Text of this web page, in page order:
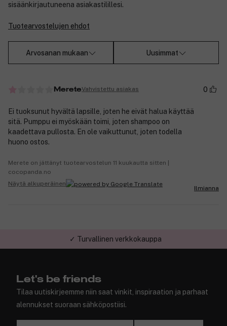
sisäänkirjautuneena asiakastilillesi.
Tuotearvostelujen ehdot
Arvosanan mukaan Uusimmat
MereteVahvistettu asiakas 0
Ei tuoksunut hyvältä lapsille, joten he eivät halua käyttää
sitä. Pumppu ei myöskään toimi, joten shampoo on
kaadettava pullosta. En ole vaikuttunut, joten todella
huono ostos.
Merete on jättänyt tuotearvostelun 11 kuukautta sitten |
cocopanda.no
Näytä alkuperäinen
Ilmianna
✓ Turvallinen verkkokauppa
Let's be friends
Tilaa uutiskirjeemme niin saat vinkit, inspiraation ja parhaat
alennukset suoraan sähköpostiisi.